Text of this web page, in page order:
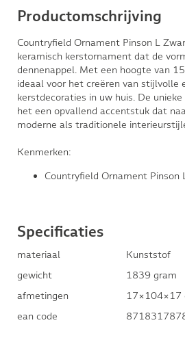
Productomschrijving
Countryfield Ornament Pinson L
keramisch kerstornament dat de
dennenappel. Met een hoogte van
ideaal voor het creëren van stijlvolle
kerstdecoraties in uw huis. De
het een opvallend accentstuk dat
moderne als traditionele
Kenmerken:
Countryfield Ornament Pinson
Specificaties
materiaal
Kunststof
gewicht
1839 gram
afmetingen
17×104×17
ean code